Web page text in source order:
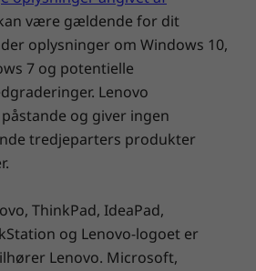
er relevant*
Light
at se registreringsstatus efter
være gældende for dit
oplysninger om Windows 10,
7 og potentielle
Lenovo
og giver ingen
tredjeparters produkter
ThinkPad, IdeaPad,
og Lenovo-logoet er
Lenovo. Microsoft,